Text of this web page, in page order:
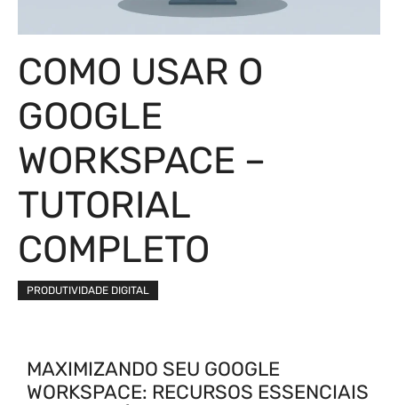
COMO USAR O
GOOGLE
WORKSPACE –
TUTORIAL
COMPLETO
PRODUTIVIDADE DIGITAL
MAXIMIZANDO SEU GOOGLE
WORKSPACE: RECURSOS ESSENCIAIS